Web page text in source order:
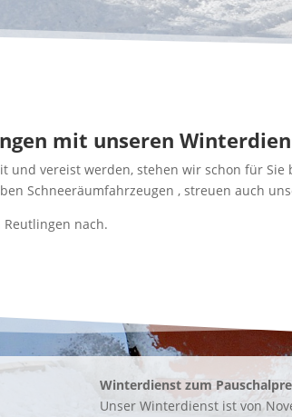
mit unseren
und vereist werden, stehen wir schon für
Schneeräumfahrzeugen , streuen auch
nach.
Winterdienst zum
Unser Winterdienst ist von